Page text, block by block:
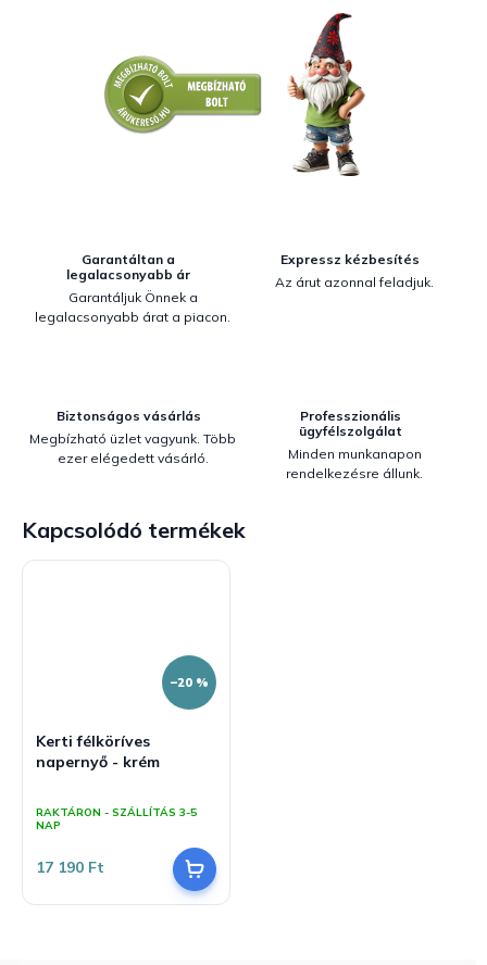
Garantáltan a
legalacsonyabb ár
Garantáljuk Önnek a
legalacsonyabb árat a piacon.
Expressz kézbesítés
Az árut azonnal feladjuk.
Biztonságos vásárlás
Megbízható üzlet vagyunk. Több
ezer elégedett vásárló.
Professzionális
ügyfélszolgálat
Minden munkanapon
rendelkezésre állunk.
Kapcsolódó termékek
–20 %
Kerti félköríves
napernyő - krém
termék
átlagos
5-
ből
RAKTÁRON - SZÁLLÍTÁS 3-5
NAP
17 190 Ft